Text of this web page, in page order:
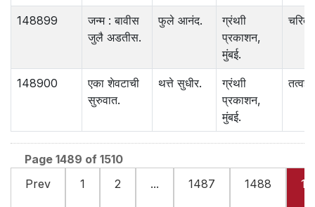
148899
जन्म : बावीस
जुलै अडतीस.
फुले आनंद.
ग्रंथाी
प्रकाशन,
मुंबई.
148900
एका शेवटाची
सुरुवात.
थत्ते सुधीर.
ग्रंथाी
प्रकाशन,
मुंबई.
Page 1489 of 1510
Prev
1 2 ... 1487 1488